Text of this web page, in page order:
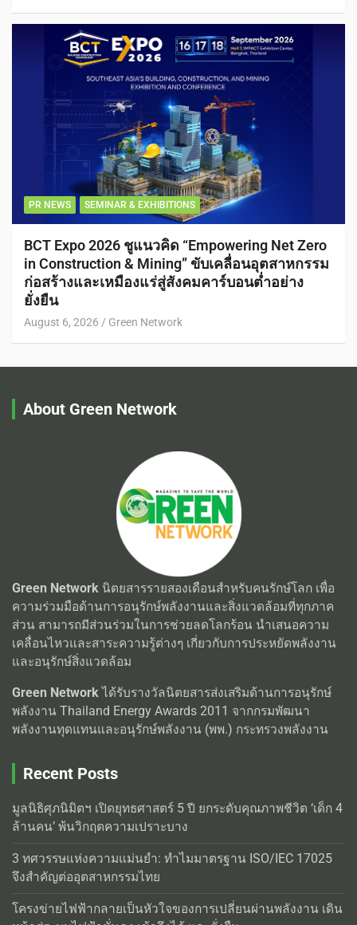
PR NEWS SEMINAR & EXHIBITIONS
BCT Expo 2026 ชูแนวคิด “Empowering Net Zero
in Construction & Mining” ขับเคลื่อนอุตสาหกรรม
ก่อสร้างและเหมืองแร่สู่สังคมคาร์บอนต่ำอย่าง
ยั่งยืน
August 6, 2026 Green Network
About Green Network
Green Network นิตยสารรายสองเดือนสำหรับคนรักษ์โลก เพื่อ
ความร่วมมือด้านการอนุรักษ์พลังงานและสิ่งแวดล้อมที่ทุกภาค
ส่วน สามารถมีส่วนร่วมในการช่วยลดโลกร้อน นำเสนอความ
เคลื่อนไหวและสาระความรู้ต่างๆ เกี่ยวกับการประหยัดพลังงาน
และอนุรักษ์สิ่งแวดล้อม
Green Networkได้รับรางวัลนิตยสารส่งเสริมด้านการอนุรักษ์
พลังงาน Thailand Energy Awards 2011 จากกรมพัฒนา
พลังงานทุดแทนและอนุรักษ์พลังงาน (พพ.) กระทรวงพลังงาน
Recent Posts
มูลนิธิศุภนิมิตฯ เปิดยุทธศาสตร์ 5 ปี ยกระดับคุณภาพชีวิต ‘เด็ก 4
ล้านคน’ พ้นวิกฤตความเปราะบาง
3 ทศวรรษแห่งความแม่นยำ: ทำไมมาตรฐาน ISO/IEC 17025
จึงสำคัญต่ออุตสาหกรรมไทย
โครงข่ายไฟฟ้ากลายเป็นหัวใจของการเปลี่ยนผ่านพลังงาน เดิน